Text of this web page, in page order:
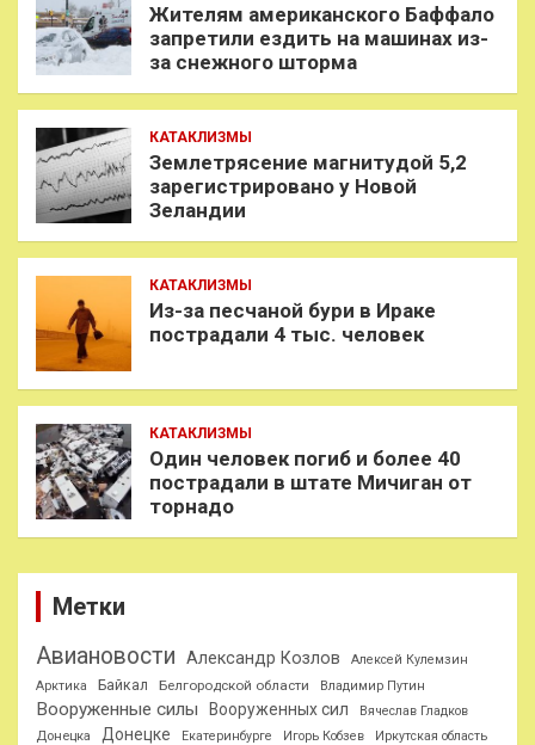
Жителям американского Баффало
запретили ездить на машинах из-
за снежного шторма
КАТАКЛИЗМЫ
Землетрясение магнитудой 5,2
зарегистрировано у Новой
Зеландии
КАТАКЛИЗМЫ
Из-за песчаной бури в Ираке
пострадали 4 тыс. человек
КАТАКЛИЗМЫ
Один человек погиб и более 40
пострадали в штате Мичиган от
торнадо
Метки
Авиановости Александр Козлов
Алексей Кулемзин
Арктика
Байкал Белгородской области Владимир Путин
Вооруженные силы Вооруженных сил
Вячеслав Гладков
Донецка
Донецке Екатеринбурге Игорь Кобзев Иркутская область